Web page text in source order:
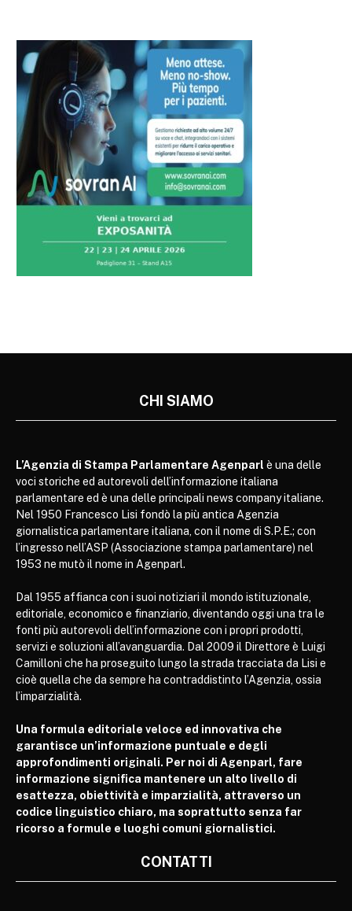
CHI SIAMO
L’Agenzia di Stampa Parlamentare Agenparl è una delle
voci storiche ed autorevoli dell’informazione italiana
parlamentare ed è una delle principali news company italiane.
Nel 1950 Francesco Lisi fondò la più antica Agenzia
giornalistica parlamentare italiana, con il nome di S.P.E.; con
l’ingresso nell’ASP (Associazione stampa parlamentare) nel
1953 ne mutò il nome in Agenparl.
Dal 1955 affianca con i suoi notiziari il mondo istituzionale,
editoriale, economico e finanziario, diventando oggi una tra le
fonti più autorevoli dell’informazione con i propri prodotti,
servizi e soluzioni all’avanguardia. Dal 2009 il Direttore è Luigi
Camilloni che ha proseguito lungo la strada tracciata da Lisi e
cioè quella che da sempre ha contraddistinto l’Agenzia, ossia
l’imparzialità.
Una formula editoriale veloce ed innovativa che
garantisce un’informazione puntuale e degli
approfondimenti originali. Per noi di Agenparl, fare
informazione significa mantenere un alto livello di
esattezza, obiettività e imparzialità, attraverso un
codice linguistico chiaro, ma soprattutto senza far
ricorso a formule e luoghi comuni giornalistici.
CONTATTI